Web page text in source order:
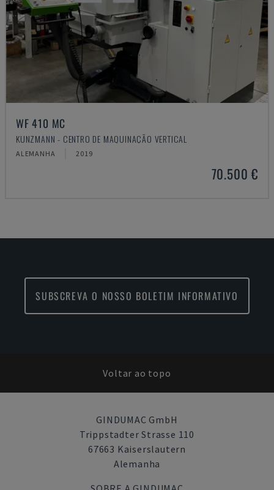
WF 410 MC
KUNZMANN - CENTRO DE MAQUINAÇÃO VERTICAL
ALEMANHA 2019
70.500 €
SUBSCREVA O NOSSO BOLETIM INFORMATIVO
Voltar ao topo
GINDUMAC GmbH
Trippstadter Strasse 110
67663 Kaiserslautern
Alemanha